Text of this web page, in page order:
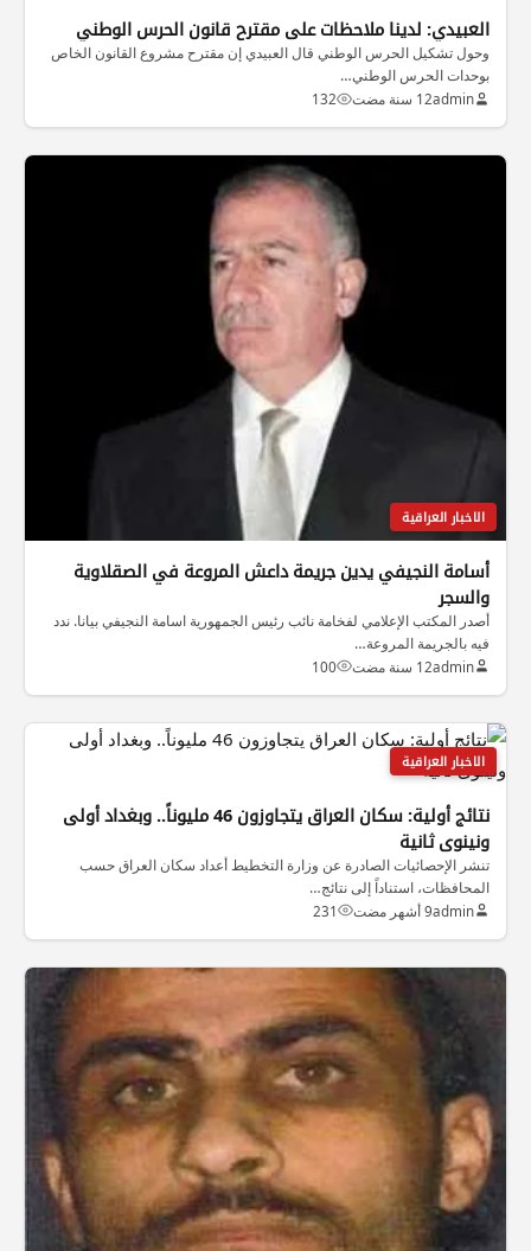
العبيدي: لدينا ملاحظات على مقترح قانون الحرس الوطني
وحول تشكيل الحرس الوطني قال العبيدي إن مقترح مشروع القانون الخاص
بوحدات الحرس الوطني…
admin12 سنة مضت 132
الاخبار العراقية
أسامة النجيفي يدين جريمة داعش المروعة في الصقلاوية
والسجر
أصدر المكتب الإعلامي لفخامة نائب رئيس الجمهورية اسامة النجيفي بيانا. ندد
فيه بالجريمة المروعة…
admin12 سنة مضت 100
الاخبار العراقية
نتائج أولية: سكان العراق يتجاوزون 46 مليوناً.. وبغداد أولى
ونينوى ثانية
تنشر الإحصائيات الصادرة عن وزارة التخطيط أعداد سكان العراق حسب
المحافظات، استناداً إلى نتائج…
admin9 أشهر مضت 231